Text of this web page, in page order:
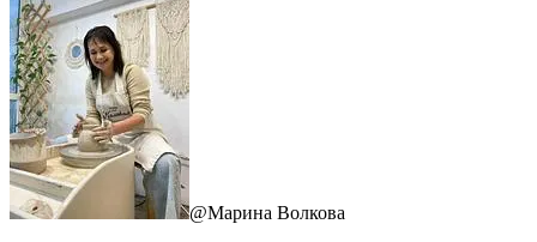
@Марина Волкова